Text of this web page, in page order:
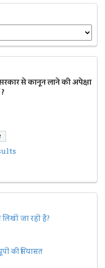
से कानून लाने की अपेक्षा
जा रही है?
की सियासत